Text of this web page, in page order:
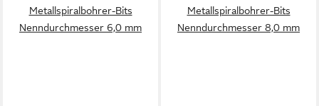
Metallspiralbohrer-Bits
Nenndurchmesser 6,0 mm
Metallspiralbohrer-Bits
Nenndurchmesser 8,0 mm